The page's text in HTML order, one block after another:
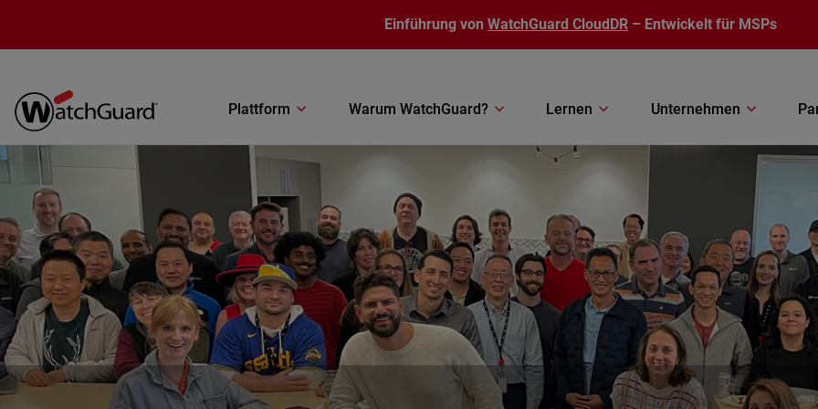
Einführung von WatchGuard CloudDR – Entwickelt für MSPs
Plattform Warum WatchGuard? Lernen Unternehmen